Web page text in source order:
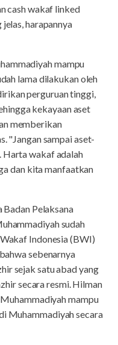
cash wakaf linked
harapannya
mampu
lama dilakukan oleh
perguruan tinggi,
kekayaan aset
memberikan
"Jangan sampai aset-
Harta wakaf adalah
dan kita manfaatkan
Badan Pelaksana
sudah
Indonesia (BWI)
sebenarnya
sejak satu abad yang
secara resmi. Hilman
mampu
Muhammadiyah secara